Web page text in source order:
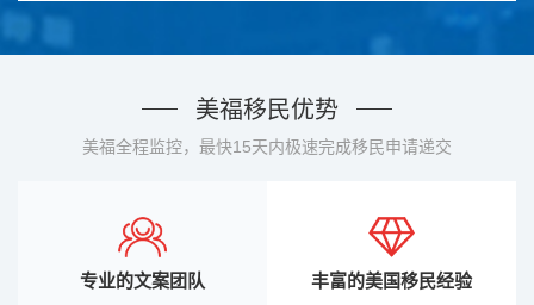
美福移民优势
美福全程监控，最快15天内极速完成移民申请递交
专业的文案团队 丰富的美国移民经验